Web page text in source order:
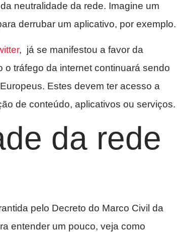
neutralidade da rede. Imagine um
derrubar um aplicativo, por exemplo.
, já se manifestou a favor da
o tráfego da internet continuará sendo
Estes devem ter acesso a
de conteúdo, aplicativos ou serviços.
da rede
pelo Decreto do Marco Civil da
entender um pouco, veja como